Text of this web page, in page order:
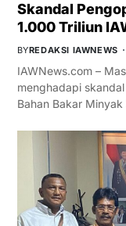
Skandal
1.000 Triliun
BYREDAKSI IAWNEWS
IAWNews.com –
menghadapi
Bahan Bakar